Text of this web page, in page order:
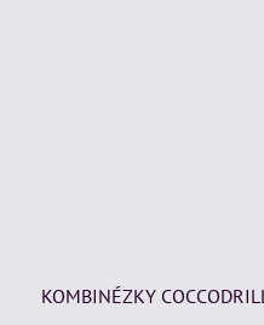
KOMBINÉZKY